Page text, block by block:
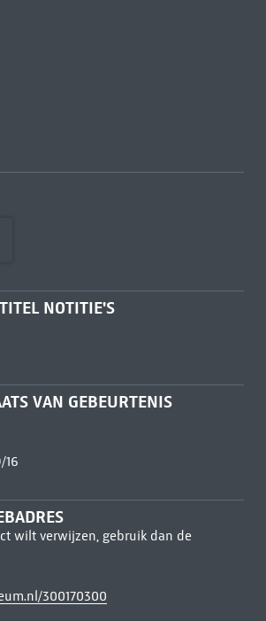
NOTITIE'S
VAN GEBEURTENIS
16
wilt verwijzen, gebruik dan de
300170300